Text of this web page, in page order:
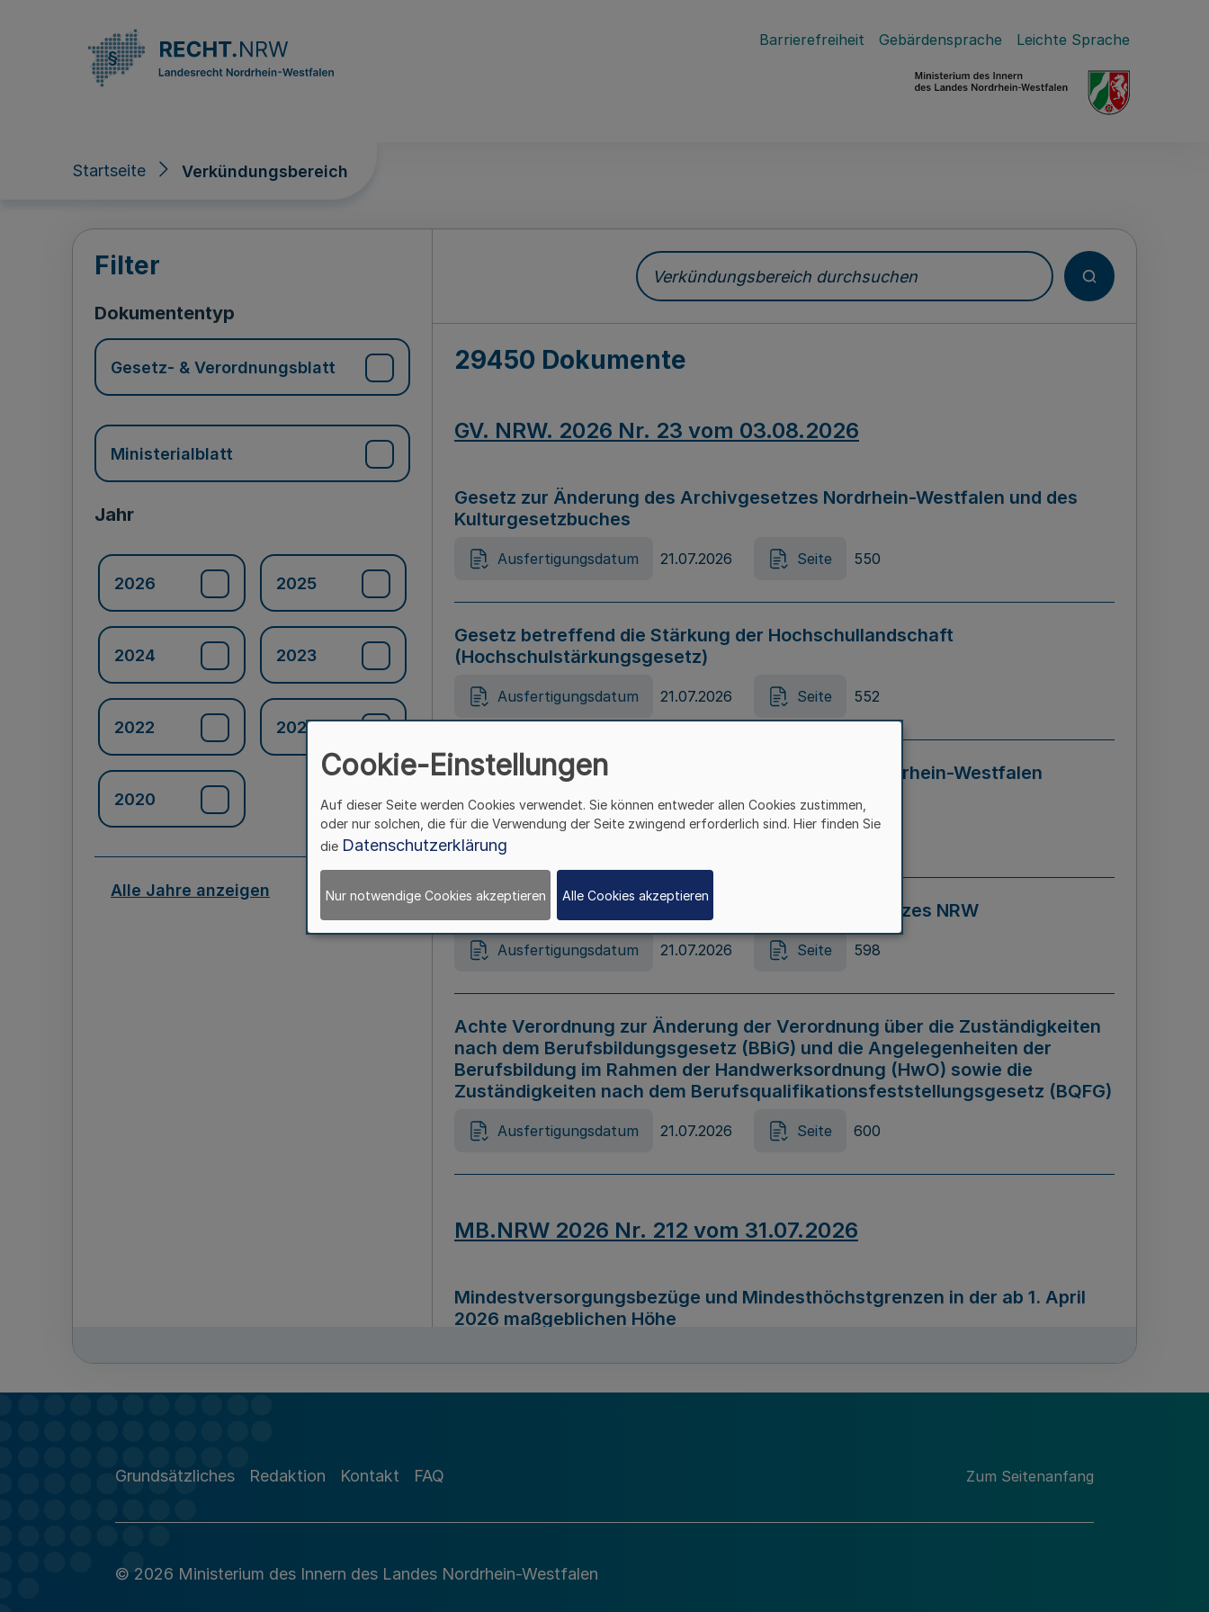
Barrierefreiheit Gebärdensprache Leichte Sprache
Startseite Verkündungsbereich
Verkündungsbereich
Filter
Dokumententyp
Gesetz- & Verordnungsblatt
Ministerialblatt
Jahr
2026 2025
2024 2023
2022 2021
2020
Alle Jahre anzeigen
Verkündungsbereich durchsuchen
29450 Dokumente
GV. NRW. 2026 Nr. 23 vom 03.08.2026
Gesetz zur Änderung des Archivgesetzes Nordrhein-Westfalen und des
Kulturgesetzbuches
Ausfertigungsdatum 21.07.2026 Seite 550
Gesetz betreffend die Stärkung der Hochschullandschaft
(Hochschulstärkungsgesetz)
Ausfertigungsdatum 21.07.2026 Seite 552
Gesetz zur Vermeidung von Diskriminierung in Nordrhein-Westfalen
(Landesantidiskriminierungsgesetz – LADG NRW)
Ausfertigungsdatum 21.07.2026 Seite 595
Gesetz zur Änderung des Online-Casinospiel Gesetzes NRW
Ausfertigungsdatum 21.07.2026 Seite 598
Achte Verordnung zur Änderung der Verordnung über die Zuständigkeiten
nach dem Berufsbildungsgesetz (BBiG) und die Angelegenheiten der
Berufsbildung im Rahmen der Handwerksordnung (HwO) sowie die
Zuständigkeiten nach dem Berufsqualifikationsfeststellungsgesetz (BQFG)
Ausfertigungsdatum 21.07.2026 Seite 600
MB.NRW 2026 Nr. 212 vom 31.07.2026
Mindestversorgungsbezüge und Mindesthöchstgrenzen in der ab 1. April
2026 maßgeblichen Höhe
Richtlinie zur Durchführung des Förderprogramms „Mittelstand Innovativ &
Grundsätzliches Redaktion Kontakt FAQ Zum Seitenanfang
© 2026 Ministerium des Innern des Landes Nordrhein-Westfalen
Cookie-Einstellungen
Auf dieser Seite werden Cookies verwendet. Sie können entweder allen Cookies zustimmen,
oder nur solchen, die für die Verwendung der Seite zwingend erforderlich sind. Hier finden Sie
die Datenschutzerklärung
Nur notwendige Cookies akzeptieren Alle Cookies akzeptieren